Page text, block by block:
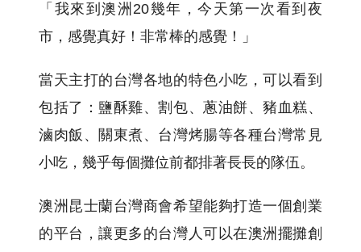
「我來到澳洲20幾年，今天第一次看到夜
市，感覺真好！非常棒的感覺！」
當天主打的台灣各地的特色小吃，可以看到
包括了：鹽酥雞、割包、蔥油餅、豬血糕、
滷肉飯、關東煮、台灣烤腸等各種台灣常見
小吃，幾乎每個攤位前都排著長長的隊伍。
澳洲昆士蘭台灣商會希望能夠打造一個創業
的平台，讓更多的台灣人可以在澳洲擺攤創